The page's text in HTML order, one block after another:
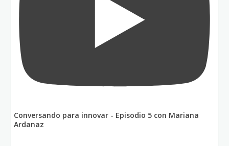
Conversando para innovar - Episodio 5 con Mariana
Ardanaz